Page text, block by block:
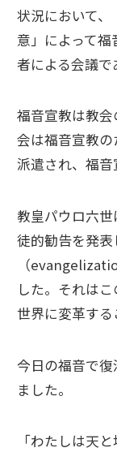
状況において
意」によって
者による会議で
福音宣教は教
会は福音宣教
派遣され、福音
教皇パウロ六
徒的勧告を発
（
した。それは
世界に変革する
今日の福音で
ました。
「わたしは天